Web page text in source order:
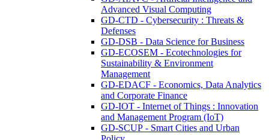
Advanced Visual Computing
GD-CTD - Cybersecurity : Threats &
Defenses
GD-DSB - Data Science for Business
GD-ECOSEM - Ecotechnologies for
Sustainability & Environment
Management
GD-EDACF - Economics, Data Analytics
and Corporate Finance
GD-IOT - Internet of Things : Innovation
and Management Program (IoT)
GD-SCUP - Smart Cities and Urban